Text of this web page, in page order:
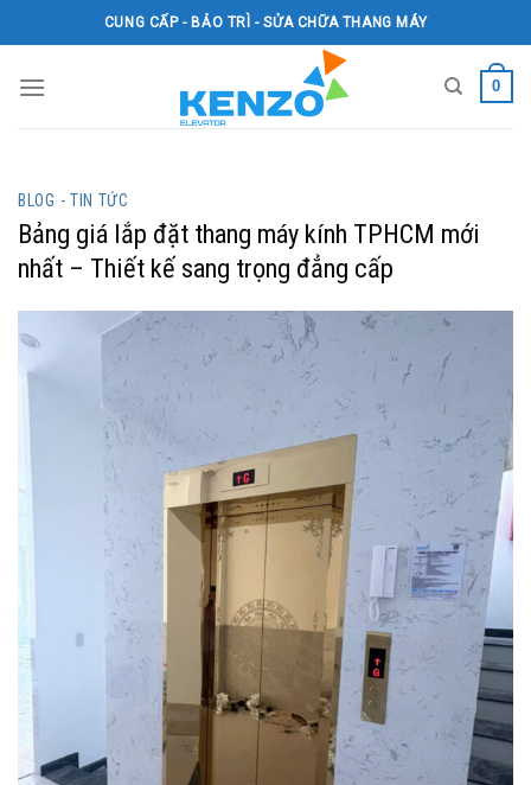
to
CUNG CẤP - BẢO TRÌ - SỬA CHỮA THANG MÁY
0
BLOG - TIN TỨC
Bảng giá lắp đặt thang máy kính TPHCM mới
nhất – Thiết kế sang trọng đẳng cấp